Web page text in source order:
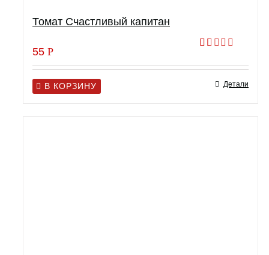
Томат Счастливый капитан
1.00
55 Р
В КОРЗИНУ Детали